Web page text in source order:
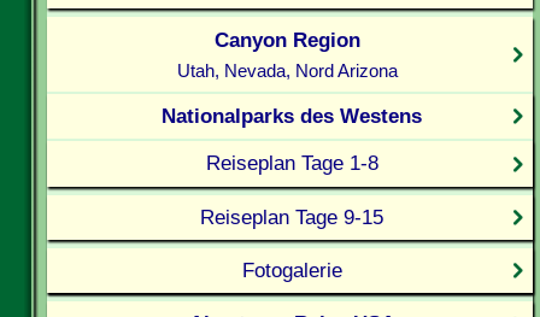
Canyon Region
Utah, Nevada, Nord Arizona
Nationalparks des Westens
Reiseplan Tage 1-8
Reiseplan Tage 9-15
Fotogalerie